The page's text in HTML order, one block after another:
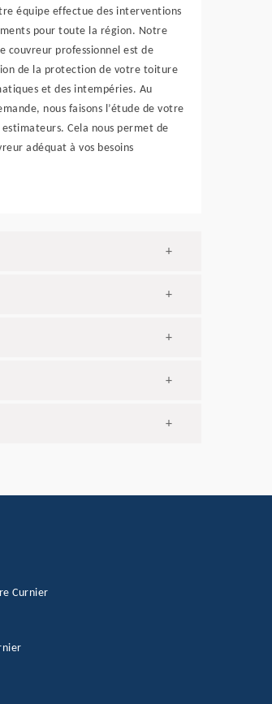
équipe effectue des interventions
pour toute la région. Notre
couvreur professionnel est de
de la protection de votre toiture
et des intempéries. Au
nous faisons l’étude de votre
Cela nous permet de
adéquat à vos besoins
+
+
+
+
+
Curnier